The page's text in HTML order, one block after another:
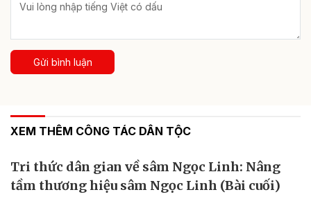
Gửi bình luận
XEM THÊM CÔNG TÁC DÂN TỘC
Tri thức dân gian về sâm Ngọc Linh: Nâng
tầm thương hiệu sâm Ngọc Linh (Bài cuối)